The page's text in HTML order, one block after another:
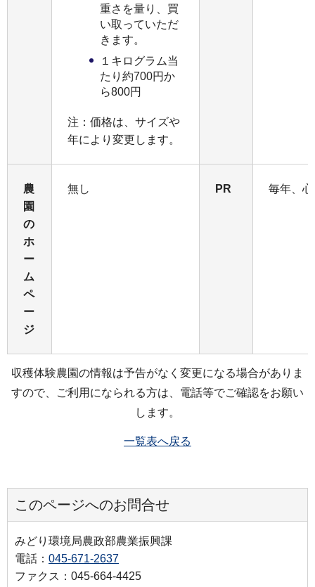
重さを量り、買
い取っていただ
きます。
１キログラム当
たり約700円か
ら800円
注：価格は、サイズや
年により変更します。
農
園
の
ホ
ー
ム
ペ
ー
ジ
無し PR 毎年、
収穫体験農園の情報は予告がなく変更になる場合がありま
すので、ご利用になられる方は、電話等でご確認をお願い
します。
一覧表へ戻る
このページへのお問合せ
みどり環境局農政部農業振興課
電話： 045-671-2637
ファクス：045-664-4425